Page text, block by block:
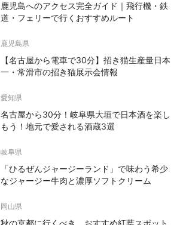
鹿児島へのアクセス完全ガイド｜飛行機・鉄
道・フェリーで行くおすすめルート
鹿児島県
【名古屋から電車で30分】招き猫生産量日本
一・常滑市の招き猫展示会情報
愛知県
名古屋から30分！岐阜県大垣で日本酒を楽し
もう！地元で愛される酒蔵3選
岐阜県
「ひるぜんジャージーランド」で味わう希少
なジャージー牛肉と濃厚ソフトクリーム
岡山県